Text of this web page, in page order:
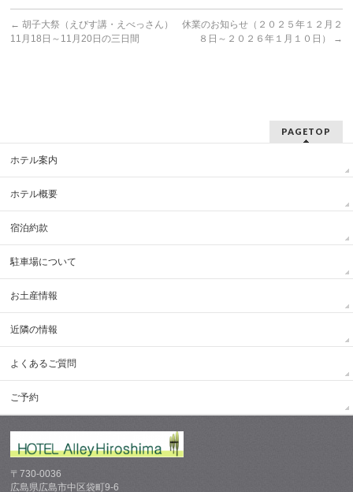
← 胡子大祭（えびす講・えべっさん）
11月18日～11月20日の三日間
休業のお知らせ（２０２５年１２月２
８日～２０２６年１月１０日）
→
PAGETOP
ホテル案内
ホテル概要
宿泊約款
駐車場について
お土産情報
近隣の情報
よくあるご質問
ご予約
〒730-0036
広島県広島市中区袋町9-6